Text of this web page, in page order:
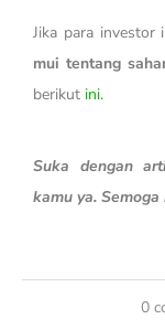
Jika para investor
mui tentang
berikut ini.
Suka dengan
kamu ya.
0